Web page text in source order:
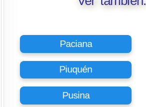
Paciana
Piuquén
Pusina